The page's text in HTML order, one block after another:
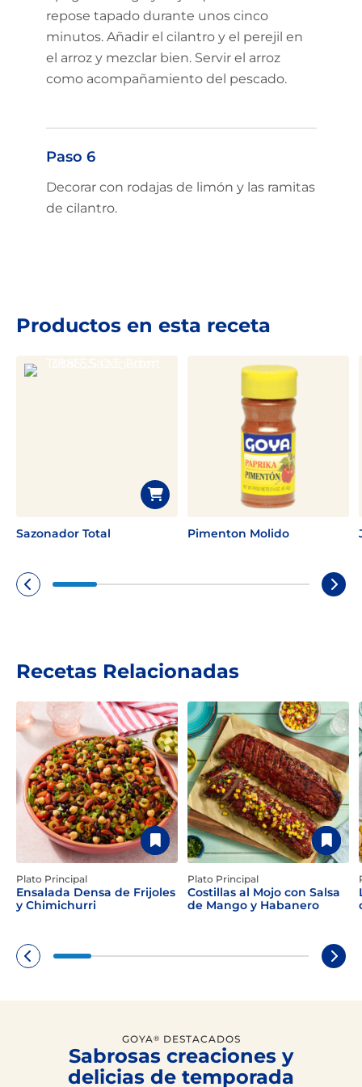
repose tapado durante unos cinco
minutos. Añadir el cilantro y el perejil en
el arroz y mezclar bien. Servir el arroz
como acompañamiento del pescado.
Paso 6
Decorar con rodajas de limón y las ramitas
de cilantro.
Productos en esta receta
Sazonador Total Pimenton Molido
Recetas Relacionadas
Plato Principal
Ensalada Densa de Frijoles
y Chimichurri
Plato Principal
Costillas al Mojo con Salsa
de Mango y Habanero
GOYA® DESTACADOS
Sabrosas creaciones y
delicias de temporada
Limited time!
Sign up and save on select